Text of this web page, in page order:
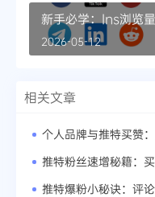
新手必学：Ins浏览
2026-05-12
相关文章
个人品牌与推特买赞
推特粉丝速增秘籍：
推特爆粉小秘诀：评